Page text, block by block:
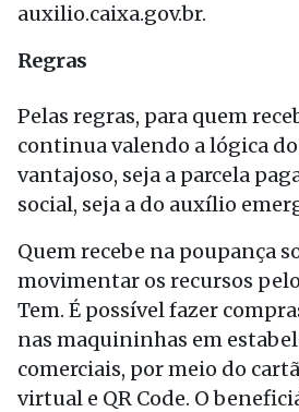
auxilio.caixa.gov.br.
Regras
Pelas regras, para quem
continua valendo a lógica
vantajoso, seja a parcela
social, seja a do auxílio
Quem recebe na poupança
movimentar os recursos
Tem. É possível fazer
nas maquininhas em
comerciais, por meio do
virtual e QR Code. O